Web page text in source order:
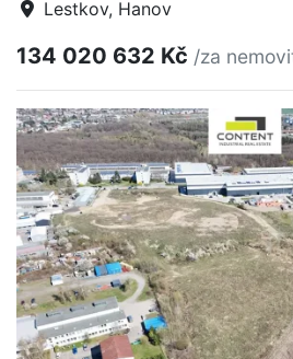
Lestkov, Hanov
134 020 632 Kč /za